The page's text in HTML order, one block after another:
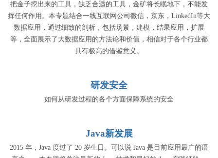
把金子挖出来的工具，缺乏合适的工具，金矿将长眠地下，不能发
挥任何作用。本专题结合一线互联网公司微信，京东，LinkedIn等大
数据应用，通过细致的剖析，包括场景，建模，结果应用，扩展
等，全面展示了大数据应用的方法论和价值，相信对于各个行业都
具有极高的借鉴意义。
研发安全
如何从研发过程的各个方面保障系统的安全
Java新发展
2015 年，Java 度过了 20 岁生日。可以说 Java 是目前应用最广的语